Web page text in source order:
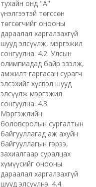
тухайн онд "А"
үнэлгээтэй төгссөн
төгсөгчийг онооны
дараалал харгалзахгүй
шууд элсүүлж, мэргэжил
сонгуулна. 4.2. Улсын
олимпиадад байр эзэлж,
амжилт гаргасан сурагч
элсэхийг хүсвэл шууд
элсүүлж мэргэжил
сонгуулна. 4.3.
Мэргэжлийн
боловсролын сургалтын
байгууллагад аж ахуйн
байгууллагын гэрээ,
захиалгаар суралцах
хүмүүсийг онооны
дараалал харгалзахгүй
шууд элсүүлнэ. 4.4.